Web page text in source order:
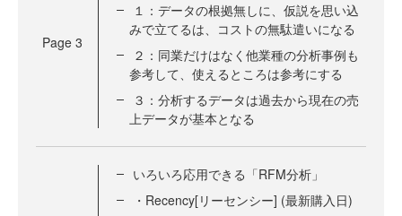
Page 3
１：データの根拠無しに、仮説を思い込
みで立てるは、コストの無駄遣いになる
２：同業だけはなく他業種の分析事例も
参考して、使えるところは参考にする
３：分析するデータは過去から現在の売
上データが基本となる
いろいろ応用できる「RFM分析」
・Recency[リーセンシー] (最新購入日)